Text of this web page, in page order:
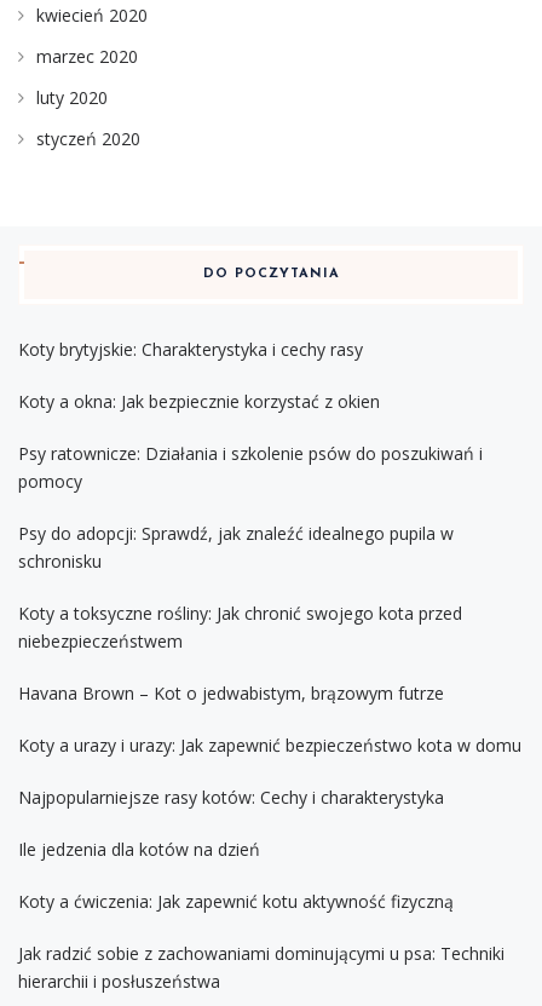
kwiecień 2020
marzec 2020
luty 2020
styczeń 2020
DO POCZYTANIA
Koty brytyjskie: Charakterystyka i cechy rasy
Koty a okna: Jak bezpiecznie korzystać z okien
Psy ratownicze: Działania i szkolenie psów do poszukiwań i
pomocy
Psy do adopcji: Sprawdź, jak znaleźć idealnego pupila w
schronisku
Koty a toksyczne rośliny: Jak chronić swojego kota przed
niebezpieczeństwem
Havana Brown – Kot o jedwabistym, brązowym futrze
Koty a urazy i urazy: Jak zapewnić bezpieczeństwo kota w domu
Najpopularniejsze rasy kotów: Cechy i charakterystyka
Ile jedzenia dla kotów na dzień
Koty a ćwiczenia: Jak zapewnić kotu aktywność fizyczną
Jak radzić sobie z zachowaniami dominującymi u psa: Techniki
hierarchii i posłuszeństwa